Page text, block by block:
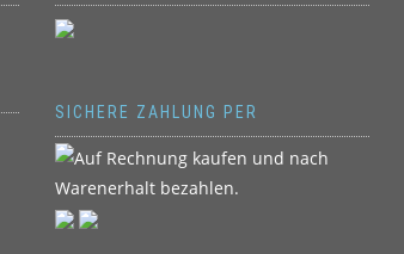
SICHERE ZAHLUNG PER